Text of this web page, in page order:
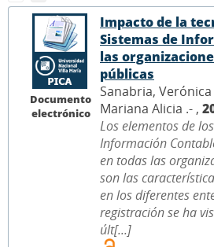
Documento
electrónico
Impacto de la
Sistemas de
las
públicas
Sanabria,
Mariana Alicia .- ,
Los elementos de
Información
en todas las
son las
en los diferentes
registración se ha
últ[...]